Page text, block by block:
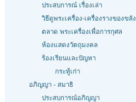
ประสบการณ์ เรื่องเล่า
วิธีดูพระเครื่อง-เครื่องรางของขลัง
ตลาด พระเครื่องเพื่อการกุศล
ห้องแสดงวัตถุมงคล
ร้องเรียนและปัญหา
กระทู้เก่า
อภิญญา - สมาธิ
ประสบการณ์อภิญญา